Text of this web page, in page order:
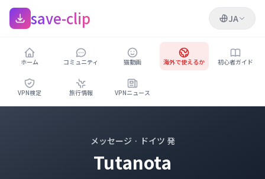
save-clip JA
ホーム コミュニティ 猫動画 海外で使えるか 初心者ガイド
VPN検定 旅行情報 VPNニュース
メッセージ · ドイツ 発
Tutanota